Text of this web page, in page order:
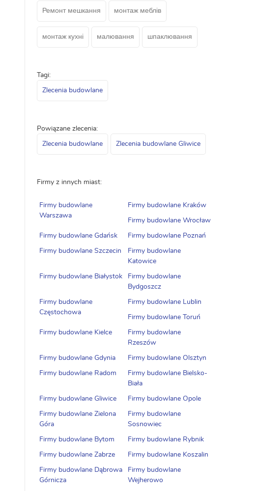
Ремонт мешкання монтаж меблів
монтаж кухні малювання шпаклювання
Tagi:
Zlecenia budowlane
Powiązane zlecenia:
Zlecenia budowlane Zlecenia budowlane Gliwice
Firmy z innych miast:
Firmy budowlane
Warszawa
Firmy budowlane Kraków
Firmy budowlane Wrocław
Firmy budowlane Gdańsk Firmy budowlane Poznań
Firmy budowlane Szczecin
Firmy budowlane
Katowice
Firmy budowlane Białystok
Firmy budowlane
Bydgoszcz
Firmy budowlane
Częstochowa
Firmy budowlane Lublin
Firmy budowlane Toruń
Firmy budowlane Kielce
Firmy budowlane
Rzeszów
Firmy budowlane Gdynia Firmy budowlane Olsztyn
Firmy budowlane Radom
Firmy budowlane Bielsko-
Biała
Firmy budowlane Gliwice Firmy budowlane Opole
Firmy budowlane Zielona
Góra
Firmy budowlane
Sosnowiec
Firmy budowlane Bytom Firmy budowlane Rybnik
Firmy budowlane Zabrze Firmy budowlane Koszalin
Firmy budowlane Dąbrowa
Górnicza
Firmy budowlane
Wejherowo